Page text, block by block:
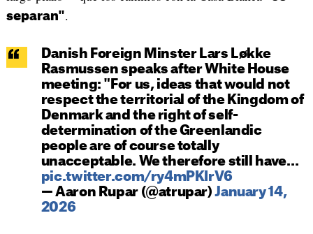
separan".
Danish Foreign Minster Lars Løkke
Rasmussen speaks after White House
meeting: "For us, ideas that would not
respect the territorial of the Kingdom of
Denmark and the right of self-
determination of the Greenlandic
people are of course totally
unacceptable. We therefore still have…
pic.twitter.com/ry4mPKIrV6
— Aaron Rupar (@atrupar)January 14,
2026